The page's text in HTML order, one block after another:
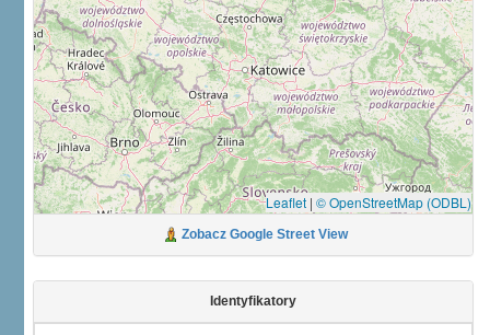
Leaflet | © OpenStreetMap (ODBL)
Zobacz Google Street View
Identyfikatory